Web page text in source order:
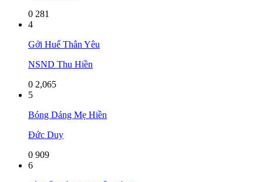
0 281
4
Gởi Huế Thân Yêu
NSND Thu Hiền
0 2,065
5
Bóng Dáng Mẹ Hiền
Đức Duy
0 909
6